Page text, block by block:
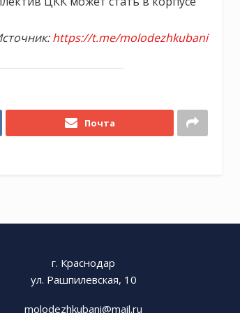
https://t.me/molodezhkubani
Почта
г. Краснодар
ул. Рашпилевская, 10
molodezhkubani@mail.ru